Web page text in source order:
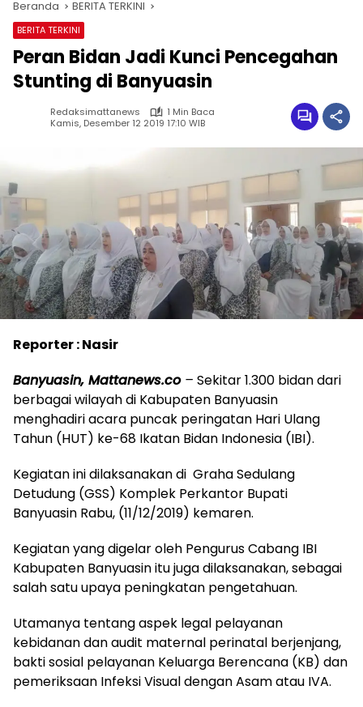
Beranda BERITA TERKINI
BERITA TERKINI
Peran Bidan Jadi Kunci Pencegahan
Stunting di Banyuasin
Redaksimattanews
1 Min Baca
Kamis, Desember 12 2019 17:10 WIB
Reporter : Nasir
Banyuasin, Mattanews.co– Sekitar 1.300 bidan dari
berbagai wilayah di Kabupaten Banyuasin
menghadiri acara puncak peringatan Hari Ulang
Tahun (HUT) ke-68 Ikatan Bidan Indonesia (IBI).
Kegiatan ini dilaksanakan di Graha Sedulang
Detudung (GSS) Komplek Perkantor Bupati
Banyuasin Rabu, (11/12/2019) kemaren.
Kegiatan yang digelar oleh Pengurus Cabang IBI
Kabupaten Banyuasin itu juga dilaksanakan, sebagai
salah satu upaya peningkatan pengetahuan.
Utamanya tentang aspek legal pelayanan
kebidanan dan audit maternal perinatal berjenjang,
bakti sosial pelayanan Keluarga Berencana (KB) dan
pemeriksaan Infeksi Visual dengan Asam atau IVA.